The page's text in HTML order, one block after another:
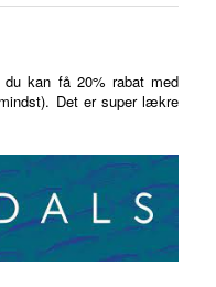
du kan få 20% rabat med
Det er super lækre